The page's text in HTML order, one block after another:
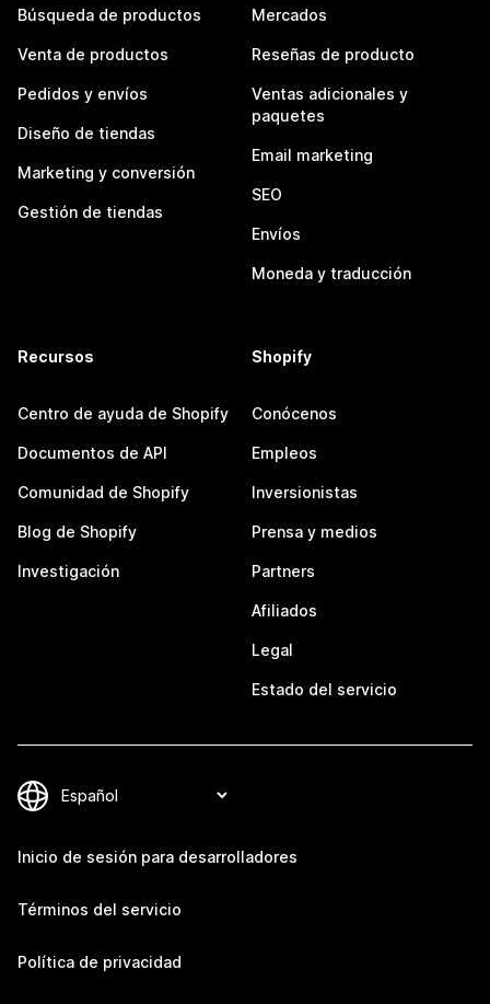
Búsqueda de productos
Venta de productos
Pedidos y envíos
Diseño de tiendas
Marketing y conversión
Gestión de tiendas
Mercados
Reseñas de producto
Ventas adicionales y
paquetes
Email marketing
SEO
Envíos
Moneda y traducción
Recursos
Centro de ayuda de Shopify
Documentos de API
Comunidad de Shopify
Blog de Shopify
Investigación
Shopify
Conócenos
Empleos
Inversionistas
Prensa y medios
Partners
Afiliados
Legal
Estado del servicio
Inicio de sesión para desarrolladores
Términos del servicio
Política de privacidad